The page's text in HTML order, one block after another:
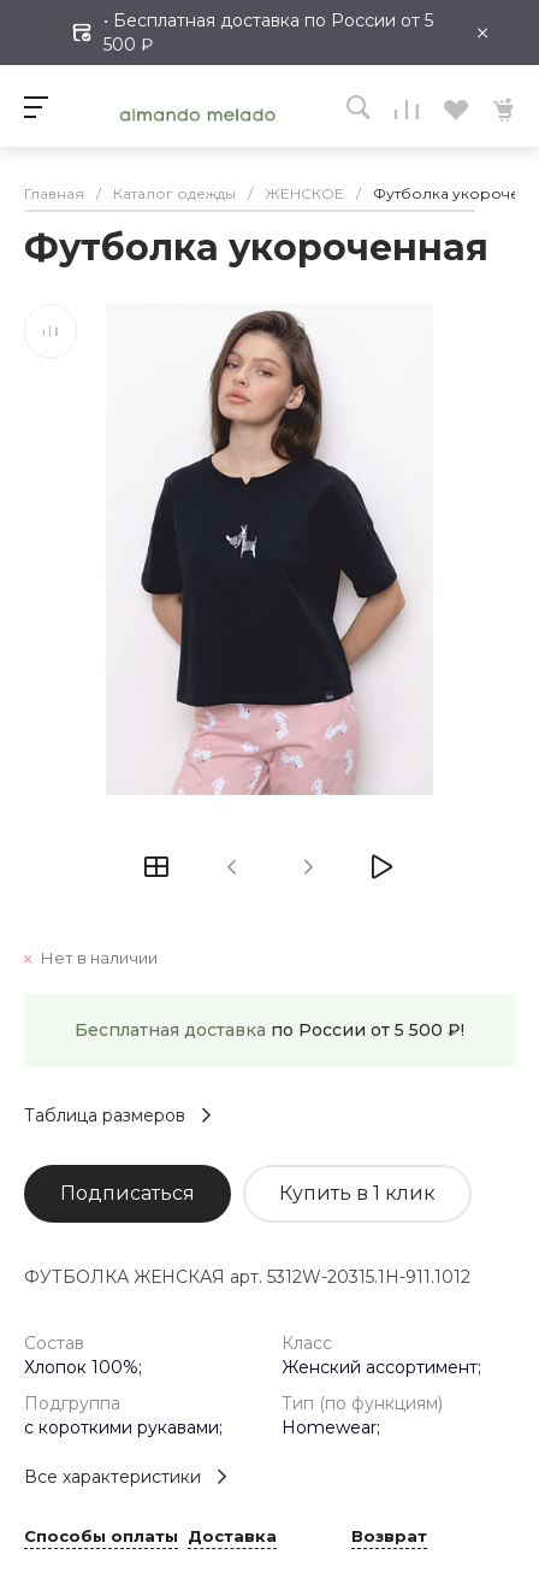
• Бесплатная доставка по России от 5
500 ₽
×
Главная / Каталог одежды / ЖЕНСКОЕ / Футболка
Футболка укороченная
Нет в наличии
Бесплатная доставка по России от 5 500 ₽!
Таблица размеров
Подписаться Купить в 1 клик
ФУТБОЛКА ЖЕНСКАЯ арт. 5312W-20315.1H-911.1012
Состав
Хлопок 100%;
Класс
Женский ассортимент;
Подгруппа
с короткими рукавами;
Тип (по функциям)
Homewear;
Все характеристики
Способы оплаты Доставка Возврат